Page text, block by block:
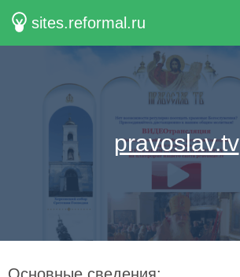
sites.reformal.ru
pravoslav.tv